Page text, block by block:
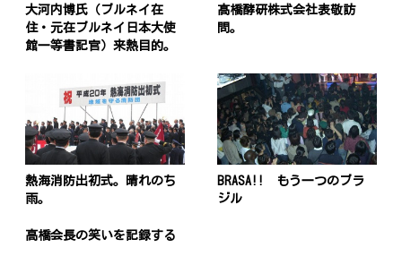
大河内博氏（ブルネイ在
住・元在ブルネイ日本大使
館一等書記官）来熱目的。
髙橋酵研株式会社表敬訪
問。
熱海消防出初式。晴れのち
雨。
BRASA!! もう一つのブラ
ジル
高橋会長の笑いを記録する